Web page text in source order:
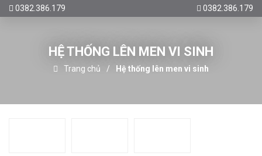
0382.386.179 0382.386.179
HỆ THỐNG LÊN MEN VI SINH
Trang chủ Hệ thống lên men vi sinh